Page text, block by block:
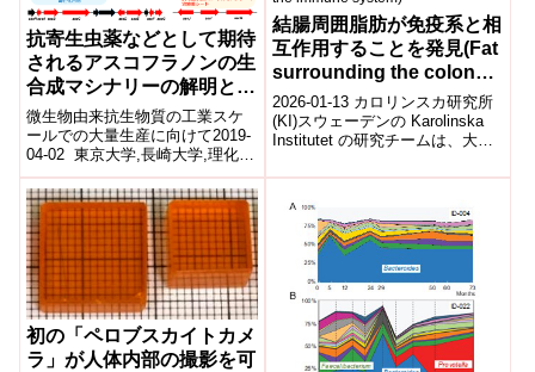
とで比較した研究は、今回が初
めてです。
抗寄生虫薬などとして期待
されるアスコフラノンの生
合成マシナリーの解明と
選択的大量生産系の構築に
成功
微生物由来抗生物質の工業スケ
ールでの大量生産に向けて2019-
04-02 東京大学,長崎大学,理化学
研究所,キッコーマン株式会社,科
学技術振興機構ポイント 抗...
結腸周囲脂肪が免疫系と相
互作用することを発見(Fat
surrounding the colon
interacts with the
immune system)
2026-01-13 カロリンスカ研究所
(KI)スウェーデンの Karolinska
Institutet の研究チームは、大腸
肪)...
初の「ペロブスカイトカメ
ラ」が人体内部の撮影を可